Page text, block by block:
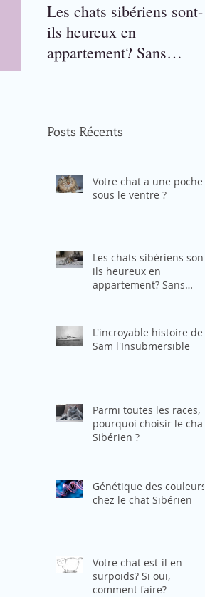
Les chats sibériens sont-
ils heureux en
appartement? Sans
Posts Récents
Votre chat a une poche
sous le ventre ?
Les chats sibériens sont-
ils heureux en
appartement? Sans
L'incroyable histoire de
Sam l'Insubmersible
Parmi toutes les races,
pourquoi choisir le chat
Sibérien ?
Génétique des couleurs
chez le chat Sibérien
Votre chat est-il en
surpoids? Si oui,
comment faire?